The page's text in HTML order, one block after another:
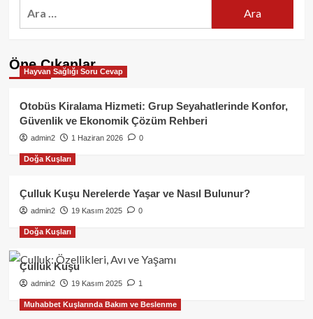
Öne Çıkanlar
Hayvan Sağlığı Soru Cevap
Otobüs Kiralama Hizmeti: Grup Seyahatlerinde Konfor,
Güvenlik ve Ekonomik Çözüm Rehberi
admin2 1 Haziran 2026 0
Doğa Kuşları
Çulluk Kuşu Nerelerde Yaşar ve Nasıl Bulunur?
admin2 19 Kasım 2025 0
Doğa Kuşları
Çulluk Kuşu
admin2 19 Kasım 2025 1
Muhabbet Kuşlarında Bakım ve Beslenme